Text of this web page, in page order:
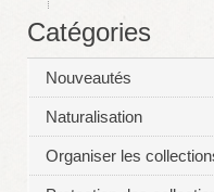
Catégories
Nouveautés
Naturalisation
Organiser les